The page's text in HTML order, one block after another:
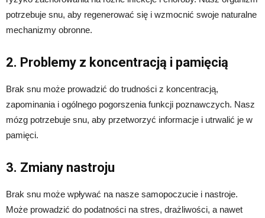
potrzebuje snu, aby regenerować się i wzmocnić swoje naturalne
mechanizmy obronne.
2. Problemy z koncentracją i pamięcią
Brak snu może prowadzić do trudności z koncentracją,
zapominania i ogólnego pogorszenia funkcji poznawczych. Nasz
mózg potrzebuje snu, aby przetworzyć informacje i utrwalić je w
pamięci.
3. Zmiany nastroju
Brak snu może wpływać na nasze samopoczucie i nastroje.
Może prowadzić do podatności na stres, drażliwości, a nawet